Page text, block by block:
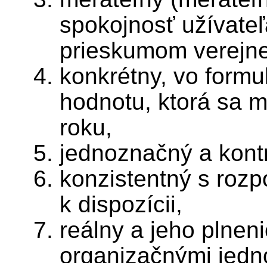
spokojnosť
prieskumom
konkrétny, vo
hodnotu, ktorá sa
roku,
jednoznačný a
konzistentný s
k dispozícii,
reálny a jeho
organizačnými